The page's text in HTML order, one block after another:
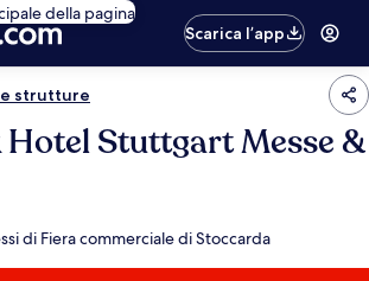
della pagina
Scarica l’app
strutture
Stuttgart Messe &
di Fiera commerciale di Stoccarda